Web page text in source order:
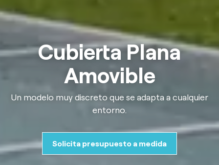
Cubierta Plana
Amovible
Un modelo muy discreto que se adapta a cualquier
entorno.
Solicita presupuesto a medida